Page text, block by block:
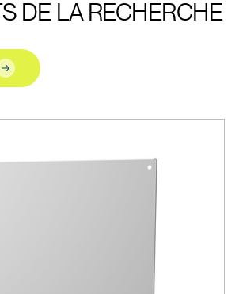
DE LA RECHERCHE